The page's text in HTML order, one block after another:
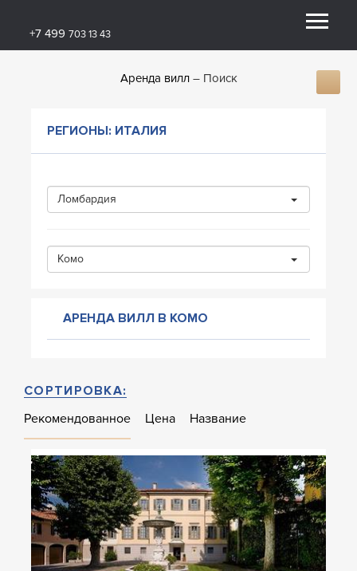
+7 499 703 13 43
Аренда вилл Поиск
РЕГИОНЫ: ИТАЛИЯ
Ломбардия
Комо
АРЕНДА ВИЛЛ В КОМО
СОРТИРОВКА:
Рекомендованное
Цена Название